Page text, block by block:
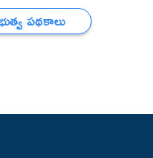
పథకాలు